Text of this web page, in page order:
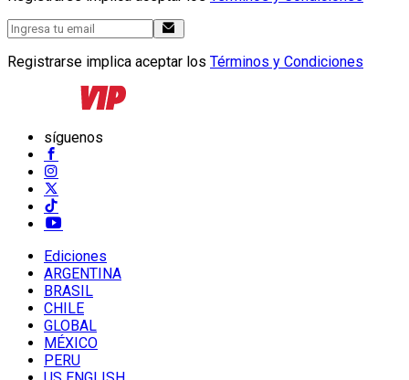
Registrarse implica aceptar los Términos y Condiciones
síguenos
Ediciones
ARGENTINA
BRASIL
CHILE
GLOBAL
MÉXICO
PERU